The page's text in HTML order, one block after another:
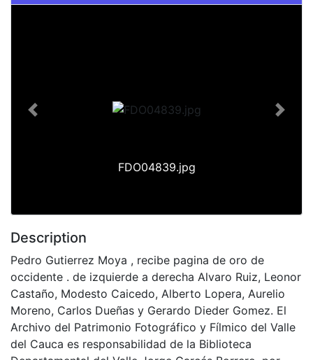
FDO04839.jpg
Previous Next
Description
Pedro Gutierrez Moya , recibe pagina de oro de
occidente . de izquierde a derecha Alvaro Ruiz, Leonor
Castaño, Modesto Caicedo, Alberto Lopera, Aurelio
Moreno, Carlos Dueñas y Gerardo Dieder Gomez. El
Archivo del Patrimonio Fotográfico y Fílmico del Valle
del Cauca es responsabilidad de la Biblioteca